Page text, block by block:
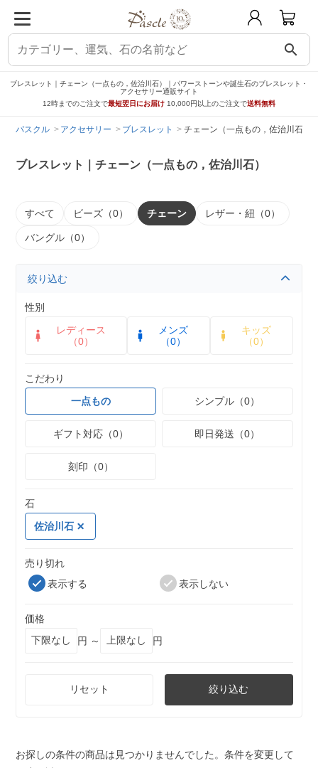
search
ブレスレット｜チェーン（一点もの，佐治川石）｜パワーストーンや誕生石のブレスレット・
アクセサリー通販サイト
12時までのご注文で最短翌日にお届け 10,000円以上のご注文で送料無料
パスクル アクセサリー ブレスレット チェーン（一点もの，佐治川石）
ブレスレット｜チェーン（一点もの，佐治川石）
すべて ビーズ（0） チェーン レザー・紐（0）
バングル（0）
絞り込む
性別
レディース
（0）
メンズ
（0）
キッズ
（0）
こだわり
一点もの
シンプル（0）
ギフト対応（0） 即日発送（0）
刻印（0）
石
佐治川石
売り切れ
表示する
表示しない
価格
円 ～
円
リセット 絞り込む
お探しの条件の商品は見つかりませんでした。条件を変更して